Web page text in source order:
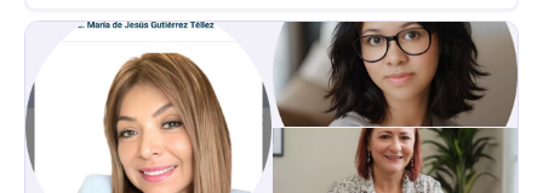
Acompaño a adultos, adolescentes, parejas y familias en
procesos de crecimiento personal, regulación emocional y
recuperación del bienestar psicológico. Ofrezco terapia
online en español para personas que viven en Estados Unidos
y otros países, brindando un espacio seguro, confidencial y
cercano donde puedas sentirte comprendido y acompañado
en cada etapa de tu proceso.